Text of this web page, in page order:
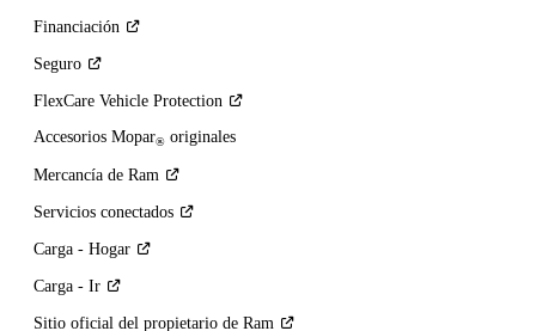
Financiación
Seguro
FlexCare Vehicle Protection
Accesorios Mopar® originales
Mercancía de Ram
Servicios conectados
Carga - Hogar
Carga - Ir
Sitio oficial del propietario de Ram